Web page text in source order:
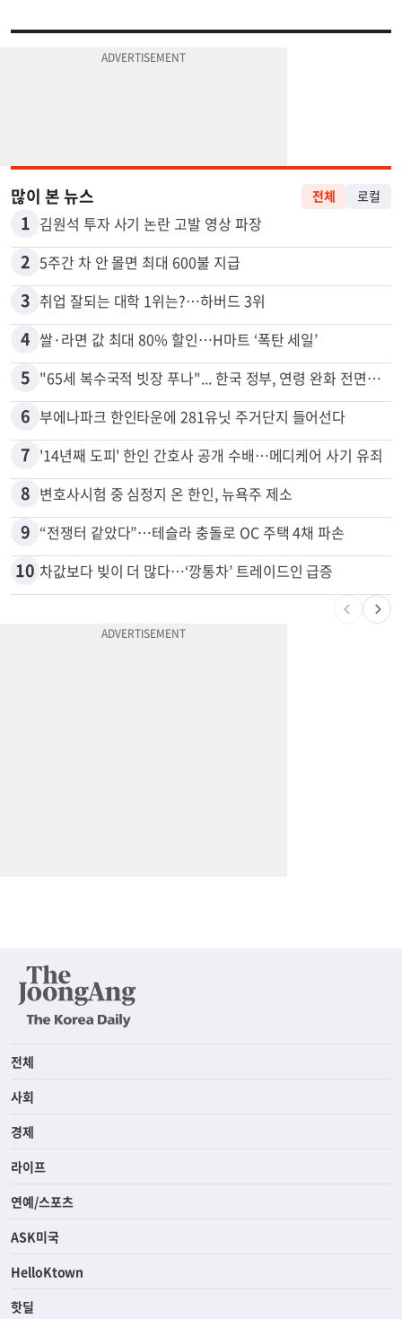
많이 본 뉴스 전체 로컬
1 김원석 투자 사기 논란 고발 영상 파장
2 5주간 차 안 몰면 최대 600불 지급
3 취업 잘되는 대학 1위는?…하버드 3위
4 쌀·라면 값 최대 80% 할인…H마트 ‘폭탄 세일’
5 "65세 복수국적 빗장 푸나"... 한국 정부, 연령 완화 전면 추진
6 부에나파크 한인타운에 281유닛 주거단지 들어선다
7 '14년째 도피' 한인 간호사 공개 수배…메디케어 사기 유죄
8 변호사시험 중 심정지 온 한인, 뉴욕주 제소
9 “전쟁터 같았다”…테슬라 충돌로 OC 주택 4채 파손
10 차값보다 빚이 더 많다…‘깡통차’ 트레이드인 급증
전체
사회
경제
라이프
연예/스포츠
ASK미국
HelloKtown
핫딜